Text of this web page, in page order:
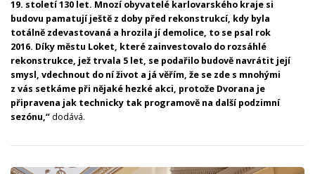
19. století 130 let. Mnozí obyvatelé karlovarského kraje si
budovu pamatují ještě z doby před rekonstrukcí, kdy byla
totálně zdevastovaná a hrozila jí demolice, to se psal rok
2016. Díky městu Loket, které zainvestovalo do rozsáhlé
rekonstrukce, jež trvala 5 let, se podařilo budově navrátit její
smysl, vdechnout do ní život a já věřím, že se zde s mnohými
z vás setkáme při nějaké hezké akci, protože Dvorana je
připravena jak technicky tak programově na další podzimní
sezónu,“dodává.